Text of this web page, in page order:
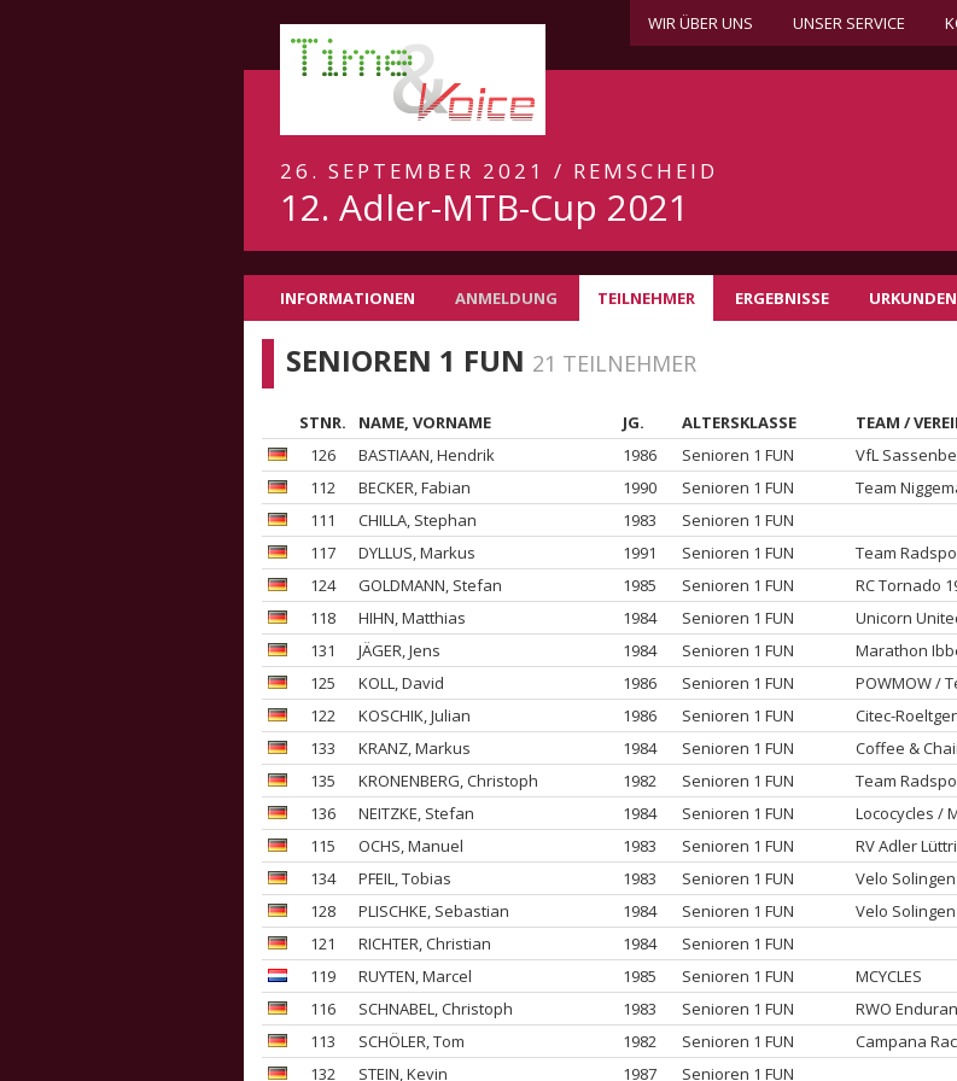
WIR ÜBER UNS UNSER SERVICE
26. SEPTEMBER 2021 / REMSCHEID
12. Adler-MTB-Cup 2021
INFORMATIONEN ANMELDUNG TEILNEHMER ERGEBNISSE URKUNDEN
SENIOREN 1 FUN 21 TEILNEHMER
STNR. NAME, VORNAME JG. ALTERSKLASSE
TEAM /
126
BASTIAAN, Hendrik 1986 Senioren 1 FUN
VfL
112
BECKER, Fabian 1990 Senioren 1 FUN
Team
111
CHILLA, Stephan 1983
Senioren 1 FUN
117
DYLLUS, Markus 1991 Senioren 1 FUN
Team
124
GOLDMANN, Stefan 1985 Senioren 1 FUN
RC Tornado
118
HIHN, Matthias 1984 Senioren 1 FUN
Unicorn
131
JÄGER, Jens 1984 Senioren 1 FUN
Marathon
125
KOLL, David 1986 Senioren 1 FUN
POWMOW /
122
KOSCHIK, Julian 1986 Senioren 1 FUN
Citec-
133
KRANZ, Markus 1984 Senioren 1 FUN
Coffee &
135
KRONENBERG, Christoph 1982 Senioren 1 FUN
Team
136
NEITZKE, Stefan 1984 Senioren 1 FUN
Lococycles /
115
OCHS, Manuel 1983 Senioren 1 FUN
RV Adler
134
PFEIL, Tobias 1983 Senioren 1 FUN
Velo Solingen
128
PLISCHKE, Sebastian 1984 Senioren 1 FUN
Velo Solingen
121
RICHTER, Christian 1984
Senioren 1 FUN
119
RUYTEN, Marcel 1985 Senioren 1 FUN
MCYCLES
116
SCHNABEL, Christoph 1983 Senioren 1 FUN
RWO
113
SCHÖLER, Tom 1982 Senioren 1 FUN
Campana
132
STEIN, Kevin 1987 Senioren 1 FUN